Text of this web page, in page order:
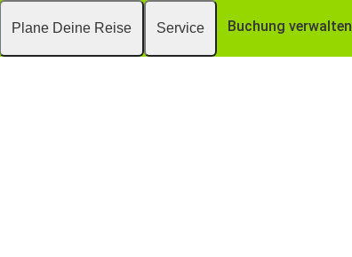
Plane Deine Reise Service Buchung verwalten